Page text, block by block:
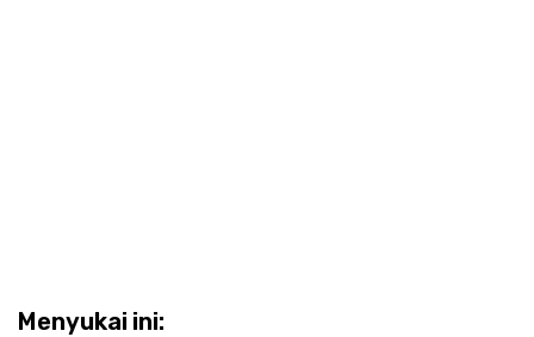
Menyukai ini: